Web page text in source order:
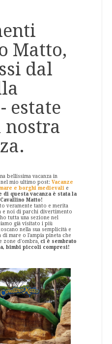
Matto,
dal
estate
nostra
bellissima vacanza in
nel mio ultimo post: Vacanze
e borghi medievali e
questa vacanza è stata la
Matto!
veramente tanto e merita
e noi di parchi divertimento
tutta una sezione nel
già visitato i più
nella sua semplicità e
di mare o l'ampia pineta che
zone d'ombra,
ci è sembrato
bimbi piccoli compresi!